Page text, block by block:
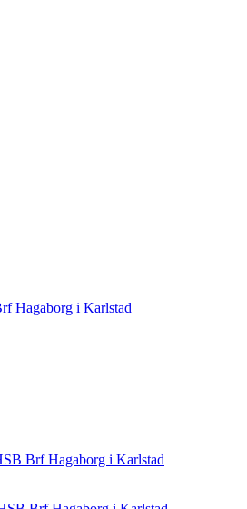
Hagaborg i Karlstad
Brf Hagaborg i Karlstad